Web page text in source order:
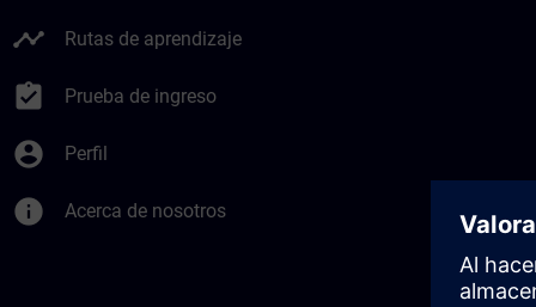
timeline Rutas de aprendizaje
assignment_turned_in Prueba de ingreso
account_circle Perfil
info Acerca de nosotros